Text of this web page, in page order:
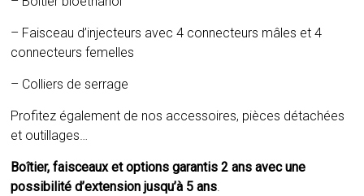
– Faisceau d’injecteurs avec 4 connecteurs mâles et 4
connecteurs femelles
– Colliers de serrage
Profitez également de nos accessoires, pièces détachées
et outillages…
Boîtier, faisceaux et options garantis 2 ans avec une
possibilité d’extension jusqu’à 5 ans.